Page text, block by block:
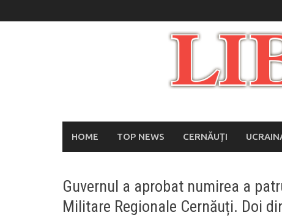
to
HOME TOP NEWS CERNĂUȚI
Guvernul a aprobat numirea a
Militare Regionale Cernăuți. Doi